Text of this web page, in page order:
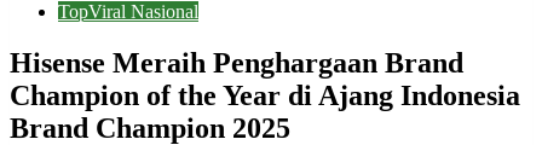
TopViral Nasional
Hisense Meraih Penghargaan Brand
Champion of the Year di Ajang Indonesia
Brand Champion 2025